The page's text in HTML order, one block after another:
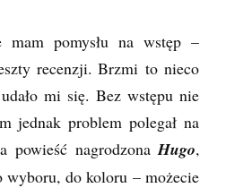
pomysłu na wstęp –
recenzji. Brzmi to nieco
mi się. Bez wstępu nie
jednak problem polegał na
powieść nagrodzonaHugo,
do koloru – możecie